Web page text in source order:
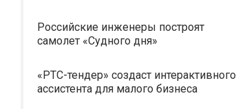
Российские инженеры построят
самолет «Судного дня»
«РТС-тендер» создаст интерактивного
ассистента для малого бизнеса